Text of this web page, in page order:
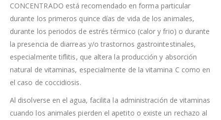
CONCENTRADO está recomendado en forma particular
durante los primeros quince días de vida de los animales,
durante los periodos de estrés térmico (calor y frio) o durante
la presencia de diarreas y/o trastornos gastrointestinales,
especialmente tiflitis, que altera la producción y absorción
natural de vitaminas, especialmente de la vitamina C como en
el caso de coccidiosis.
Al disolverse en el agua, facilita la administración de vitaminas
cuando los animales pierden el apetito o existe un rechazo al